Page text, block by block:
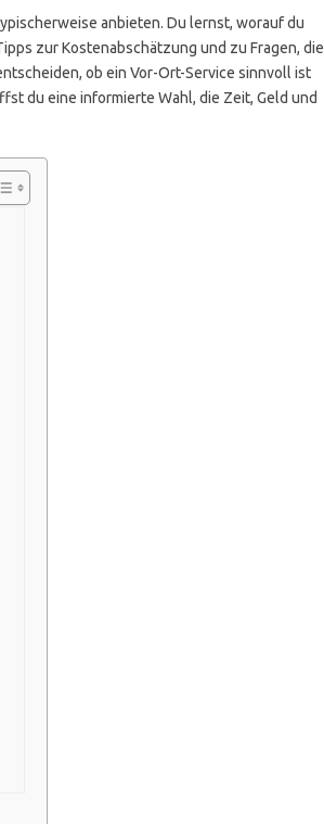
anbieten. Du lernst, worauf du
zur Kostenabschätzung und zu Fragen, die
ob ein Vor-Ort-Service sinnvoll ist
du eine informierte Wahl, die Zeit, Geld und